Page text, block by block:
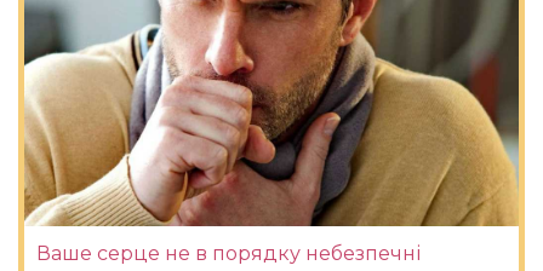
Ваше серце не в порядку небезпечні